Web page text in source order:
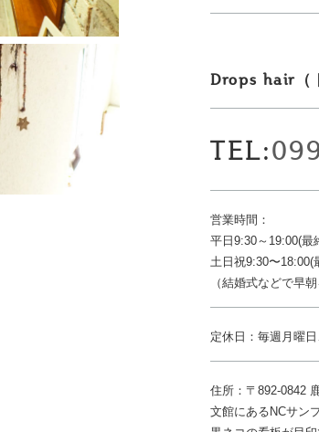
Drops hair（
TEL:
営業時間：
平日9:30～19:00(最
土日祝9:30〜18:00(
（結婚式などで早
定休日：毎週月曜
住所：〒892-0842
文館にあるNCサン